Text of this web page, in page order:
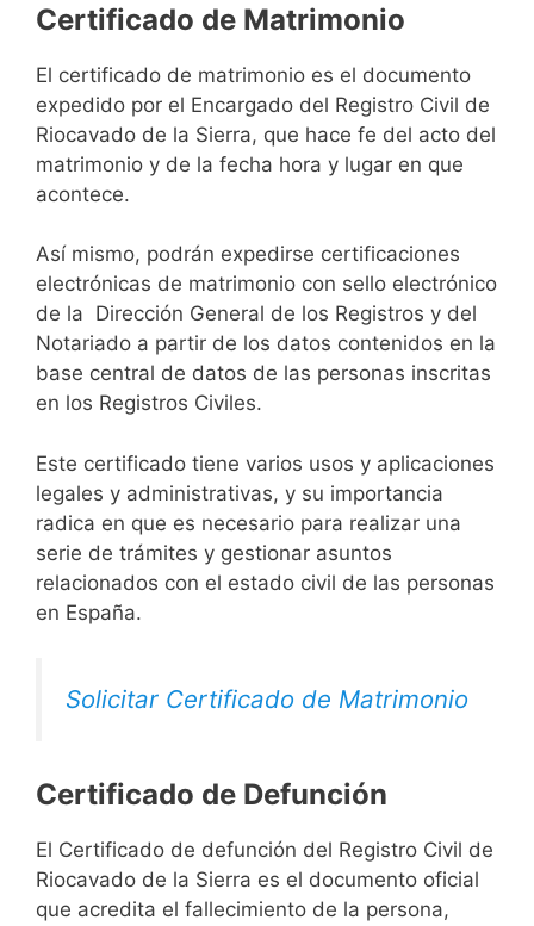
Certificado de Matrimonio
El certificado de matrimonio es el documento
expedido por el Encargado del Registro Civil de
Riocavado de la Sierra, que hace fe del acto del
matrimonio y de la fecha hora y lugar en que
acontece.
Así mismo, podrán expedirse certificaciones
electrónicas de matrimonio con sello electrónico
de la Dirección General de los Registros y del
Notariado a partir de los datos contenidos en la
base central de datos de las personas inscritas
en los Registros Civiles.
Este certificado tiene varios usos y aplicaciones
legales y administrativas, y su importancia
radica en que es necesario para realizar una
serie de trámites y gestionar asuntos
relacionados con el estado civil de las personas
en España.
Solicitar Certificado de Matrimonio
Certificado de Defunción
El Certificado de defunción del Registro Civil de
Riocavado de la Sierra es el documento oficial
que acredita el fallecimiento de la persona,